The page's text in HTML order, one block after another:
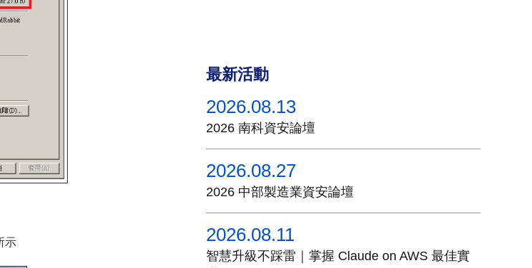
示
最新活動
2026.08.13
2026 南科資安論壇
2026.08.27
2026 中部製造業資安論壇
2026.08.11
智慧升級不踩雷｜掌握 Claude on AWS 最佳實